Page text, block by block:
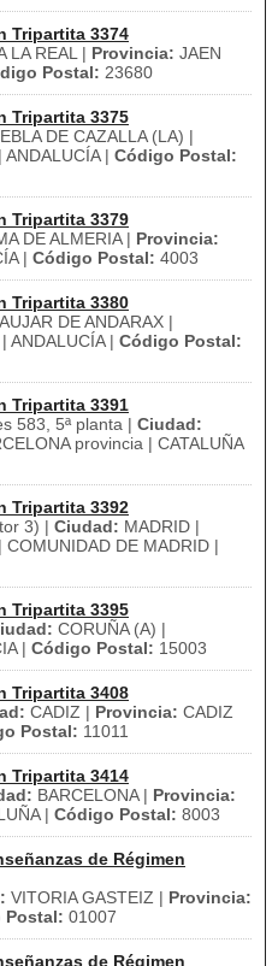
Tripartita 3374
LA REAL | Provincia: JAEN
Postal: 23680
Tripartita 3375
DE CAZALLA (LA) |
| Código Postal:
Tripartita 3379
DE ALMERIA | Provincia:
| Código Postal: 4003
Tripartita 3380
DE ANDARAX |
ANDALUCÍA | Código Postal:
Tripartita 3391
583, 5ª planta | Ciudad:
provincia | CATALUÑA
Tripartita 3392
3) | Ciudad: MADRID |
DE MADRID |
Tripartita 3395
CORUÑA (A) |
| Código Postal: 15003
Tripartita 3408
CADIZ | Provincia: CADIZ
Postal: 11011
Tripartita 3414
BARCELONA | Provincia:
| Código Postal: 8003
de Régimen
VITORIA GASTEIZ | Provincia:
Postal: 01007
de Régimen